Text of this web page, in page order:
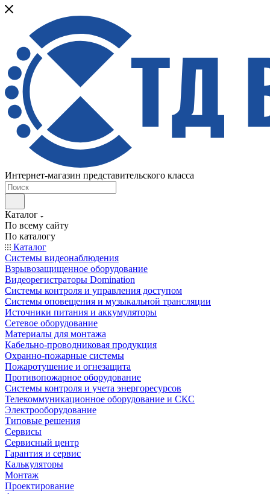
Интернет-магазин представительского класса
Каталог
По всему сайту
По каталогу
Каталог
Системы видеонаблюдения
Взрывозащищенное оборудование
Видеорегистраторы Domination
Системы контроля и управления доступом
Системы оповещения и музыкальной трансляции
Источники питания и аккумуляторы
Сетевое оборудование
Материалы для монтажа
Кабельно-проводниковая продукция
Охранно-пожарные системы
Пожаротушение и огнезащита
Противопожарное оборудование
Системы контроля и учета энергоресурсов
Телекоммуникационное оборудование и СКС
Электрооборудование
Типовые решения
Сервисы
Сервисный центр
Гарантия и сервис
Калькуляторы
Монтаж
Проектирование